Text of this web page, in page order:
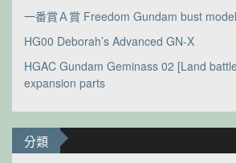
一番賞Ａ賞 Freedom Gundam bust model
HG00 Deborah’s Advanced GN-X
HGAC Gundam Geminass 02 [Land
expansion parts
分類